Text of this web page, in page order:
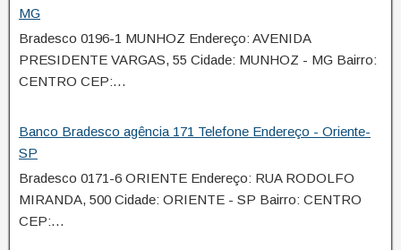
MG
Bradesco 0196-1 MUNHOZ Endereço: AVENIDA
PRESIDENTE VARGAS, 55 Cidade: MUNHOZ - MG Bairro:
CENTRO CEP:…
Banco Bradesco agência 171 Telefone Endereço - Oriente-
SP
Bradesco 0171-6 ORIENTE Endereço: RUA RODOLFO
MIRANDA, 500 Cidade: ORIENTE - SP Bairro: CENTRO
CEP:…